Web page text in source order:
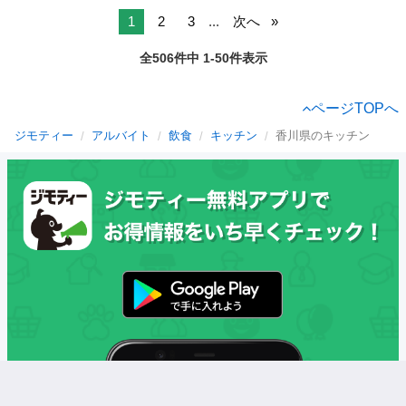
1 2 3 ... 次へ
全506件中 1-50件表示
ページTOPへ
ジモティー アルバイト 飲食 キッチン 香川県のキッチン